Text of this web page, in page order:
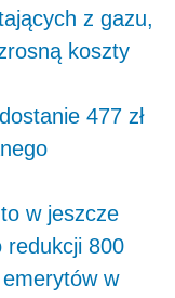
z gazu,
koszty
477 zł
w jeszcze
redukcji 800
w